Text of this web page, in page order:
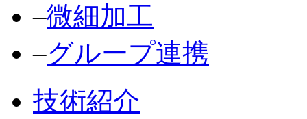
‒微細加工
‒グループ連携
技術紹介